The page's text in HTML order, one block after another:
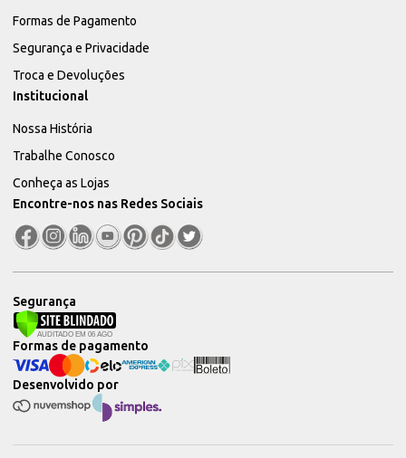
Formas de Pagamento
Segurança e Privacidade
Troca e Devoluções
Institucional
Nossa História
Trabalhe Conosco
Conheça as Lojas
Encontre-nos nas Redes Sociais
Segurança
Desenvolvido por
Formas de pagamento